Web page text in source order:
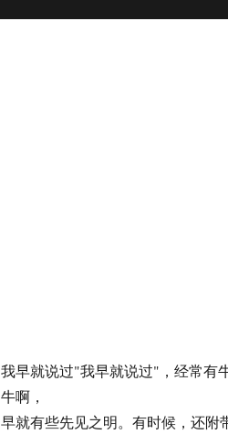
我早就说过"我早就说过"，经常有
牛啊，
早就有些先见之明。有时候，还附